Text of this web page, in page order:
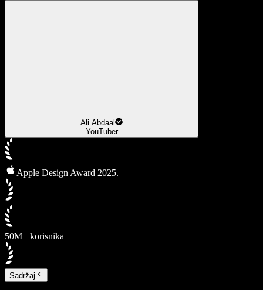
Ali Abdaal
YouTuber
Apple Design Award 2025.
50M+ korisnika
Sadržaj